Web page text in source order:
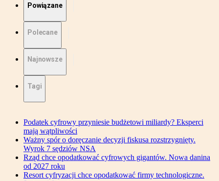
Powiązane
Polecane
Najnowsze
Tagi
Podatek cyfrowy przyniesie budżetowi miliardy? Eksperci
mają wątpliwości
Ważny spór o doręczanie decyzji fiskusa rozstrzygnięty.
Wyrok 7 sędziów NSA
Rząd chce opodatkować cyfrowych gigantów. Nowa danina
od 2027 roku
Resort cyfryzacji chce opodatkować firmy technologiczne.